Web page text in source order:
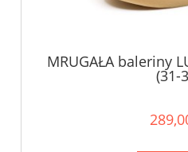
MRUGAŁA baleriny
(31-